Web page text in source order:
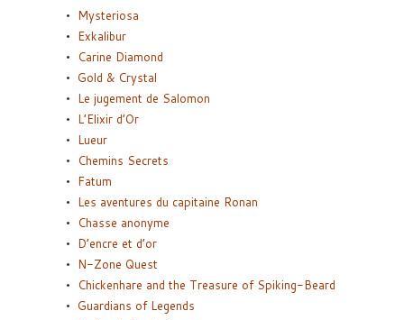
Mysteriosa
Exkalibur
Carine Diamond
Gold & Crystal
Le jugement de Salomon
L’Elixir d’Or
Lueur
Chemins Secrets
Fatum
Les aventures du capitaine Ronan
Chasse anonyme
D’encre et d’or
N-Zone Quest
Chickenhare and the Treasure of Spiking-Beard
Guardians of Legends